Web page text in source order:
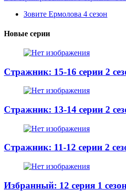
Зовите Ермолова 4 сезон
Новые серии
Стражник: 15-16 серии 2
Стражник: 13-14 серии 2
Стражник: 11-12 серии 2
Избранный: 12 серия 1